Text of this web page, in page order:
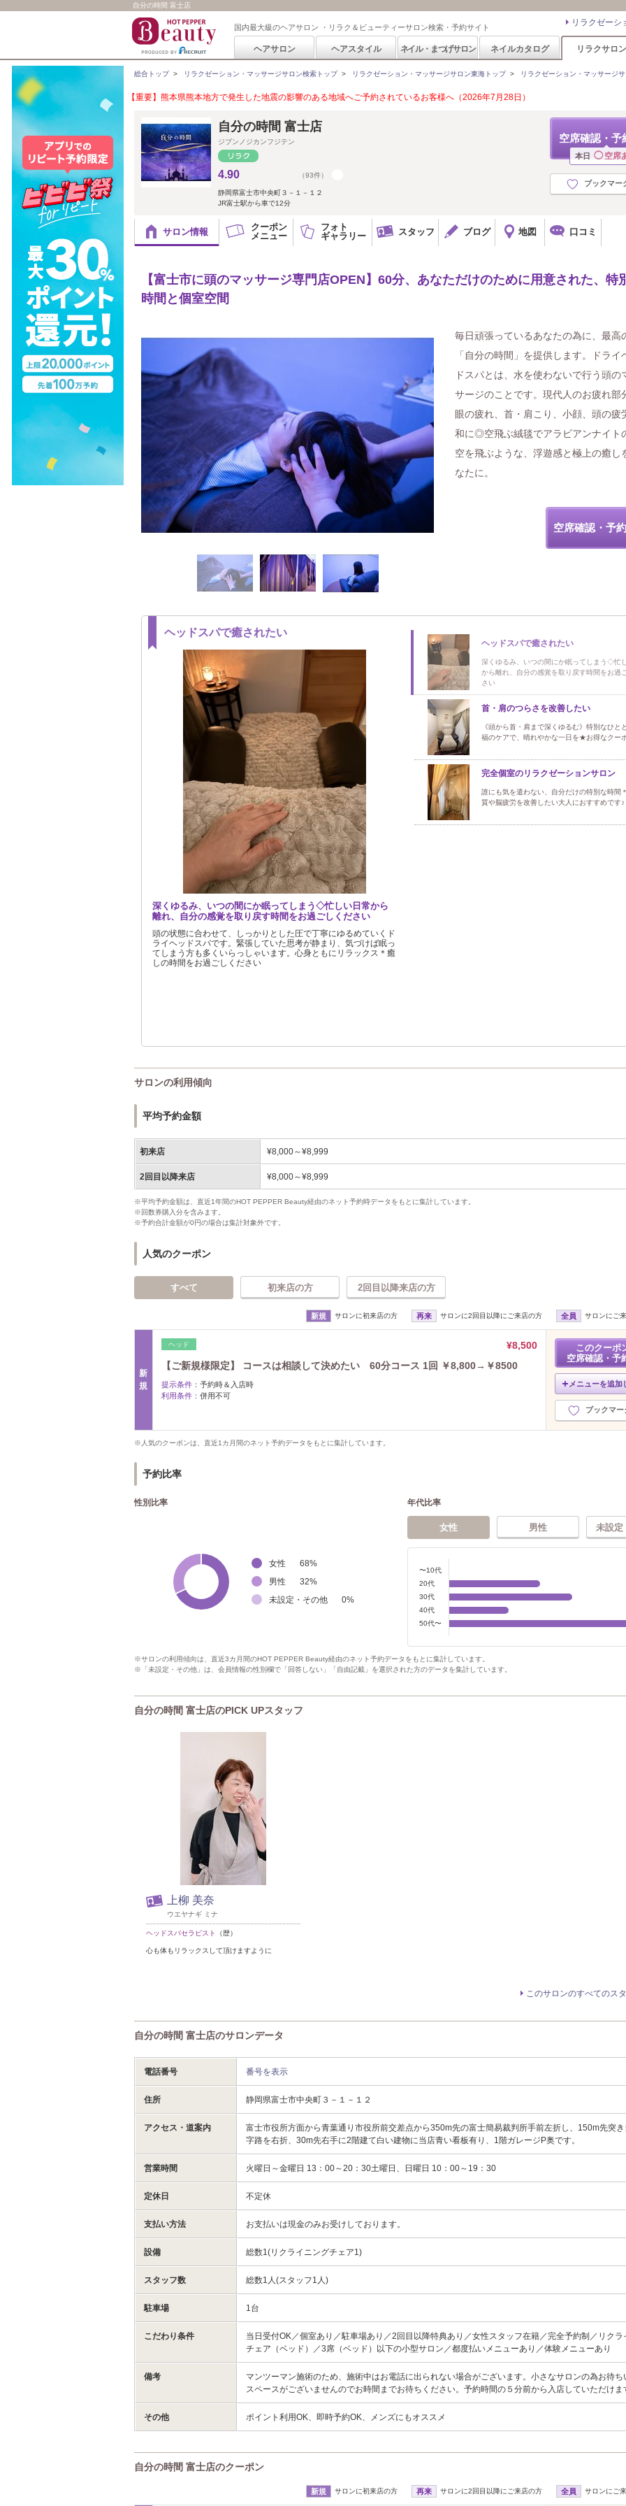
自分の時間 富士店
国内最大級のヘアサロン ・リラク＆ビューティーサロン検索・予約サイト リラクゼーシ
ヘアサロン ヘアスタイル ネイル・まつげサロン ネイルカタログ リラクサロン
総合トップ> リラクゼーション・マッサージサロン検索トップ> リラクゼーション・マッサージサロン東海トップ> リラクゼーション・マッサージ
【重要】熊本県熊本地方で発生した地震の影響のある地域へご予約されているお客様へ（2026年7月28日）
空席確認・予
本日 ◯ 空席
ブックマー
自分の時間 富士店
ジブンノジカンフジテン
4.90 （93件）
静岡県富士市中央町３－１－１２
JR富士駅から車で12分
サロン情報
クーポン
メニュー
フォト
ギャラリー
スタッフ ブログ 地図 口コミ
【富士市に頭のマッサージ専門店OPEN】60分、あなただけのために用意された、特
時間と個室空間
毎日頑張っているあなたの為に、最高
「自分の時間」を提供します。ドライ
ドスパとは、水を使わないで行う頭の
サージのことです。現代人のお疲れ部
眼の疲れ、首・肩こり、小顔、頭の疲
和に◎空飛ぶ絨毯でアラビアンナイト
空を飛ぶような、浮遊感と極上の癒し
なたに。
空席確認・予
ヘッドスパで癒されたい
深くゆるみ、いつの間にか眠ってしまう◇忙しい日常から
離れ、自分の感覚を取り戻す時間をお過ごしください
頭の状態に合わせて、しっかりとした圧で丁寧にゆるめていくド
ライヘッドスパです。緊張していた思考が静まり、気づけば眠っ
てしまう方も多くいらっしゃいます。心身ともにリラックス＊癒
しの時間をお過ごしください
ヘッドスパで癒されたい
深くゆるみ、いつの間にか眠ってしまう◇忙
から離れ、自分の感覚を取り戻す時間をお過
さい
首・肩のつらさを改善したい
《頭から首・肩まで深くゆるむ》特別なひと
福のケアで、晴れやかな一日を★お得なクー
完全個室のリラクゼーションサロン
誰にも気を遣わない、自分だけの特別な時間
質や脳疲労を改善したい大人におすすめです♪
サロンの利用傾向
平均予約金額
初来店 ¥8,000～¥8,999
2回目以降来店 ¥8,000～¥8,999
※平均予約金額は、直近1年間のHOT PEPPER Beauty経由のネット予約時データをもとに集計しています。
※回数券購入分を含みます。
※予約合計金額が0円の場合は集計対象外です。
人気のクーポン
すべて 初来店の方 2回目以降来店の方
新規 サロンに初来店の方 再来 サロンに2回目以降にご来店の方 全員 サロンにご
新
規
ヘッド
¥8,500
【ご新規様限定】 コースは相談して決めたい 60分コース 1回 ￥8,800→￥8500
提示条件： 予約時＆入店時
利用条件： 併用不可
このクーポ
空席確認・予
メニューを追加
ブックマー
※人気のクーポンは、直近1カ月間のネット予約データをもとに集計しています。
予約比率
性別比率
女性 68%
男性
32%
未設定・その他
0%
年代比率
女性 男性 未設定
〜10代
20代
30代
40代
50代〜
※サロンの利用傾向は、直近3カ月間のHOT PEPPER Beauty経由のネット予約データをもとに集計しています。
※「未設定・その他」は、会員情報の性別欄で「回答しない」「自由記載」を選択された方のデータを集計しています。
自分の時間 富士店のPICK UPスタッフ
上柳 美奈
ウエヤナギ ミナ
ヘッドスパセラピスト （歴）
心も体もリラックスして頂けますように
このサロンのすべてのス
自分の時間 富士店のサロンデータ
電話番号 番号を表示
住所 静岡県富士市中央町３－１－１２
アクセス・道案内
富士市役所方面から青葉通り市役所前交差点から350m先の富士簡易裁判所手前左折し、150m先突
字路を右折、30m先右手に2階建て白い建物に当店青い看板有り、1階ガレージP奥です。
営業時間 火曜日～金曜日 13：00～20：30土曜日、日曜日 10：00～19：30
定休日 不定休
支払い方法 お支払いは現金のみお受けしております。
設備 総数1(リクライニングチェア1)
スタッフ数 総数1人(スタッフ1人)
駐車場 1台
こだわり条件
当日受付OK／個室あり／駐車場あり／2回目以降特典あり／女性スタッフ在籍／完全予約制／リクラ
チェア（ベッド）／3席（ベッド）以下の小型サロン／都度払いメニューあり／体験メニューあり
備考
マンツーマン施術のため、施術中はお電話に出られない場合がございます。小さなサロンの為お待ち
スペースがございませんのでお時間までお待ちください。予約時間の５分前から入店していただけま
その他 ポイント利用OK、即時予約OK、メンズにもオススメ
自分の時間 富士店のクーポン
新規 サロンに初来店の方 再来 サロンに2回目以降にご来店の方 全員 サロンにご